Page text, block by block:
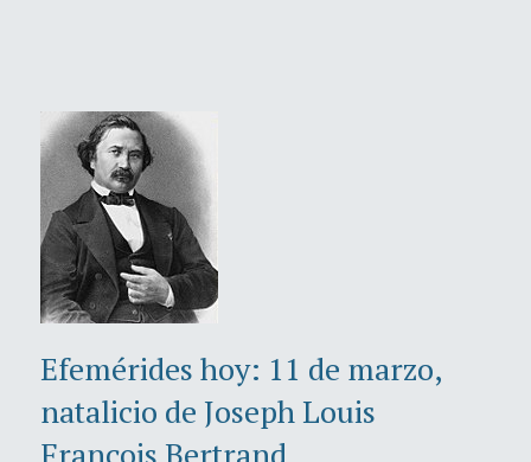
Efemérides hoy: 11 de marzo,
natalicio de Joseph Louis
François Bertrand